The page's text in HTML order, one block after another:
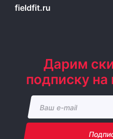
fieldfit.ru
Дарим
подписку